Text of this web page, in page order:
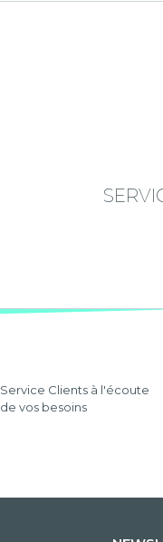
Service Clients à l'écoute
de vos besoins